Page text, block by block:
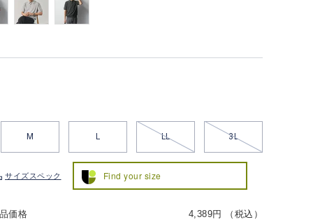
M L LL 3L
サイズスペック Find your size
価格 4,389円 （税込）